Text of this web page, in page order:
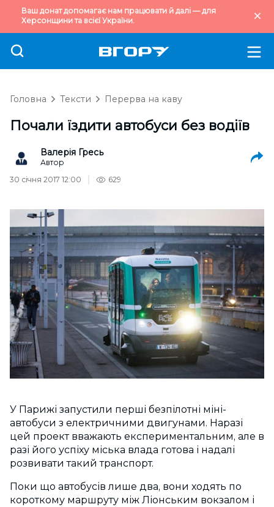
Ваш донат допомагає нам працювати й далі — для
Херсонщини та всієї України.
Головна Тексти Перерва на каву
Почали їздити автобуси без водіїв
Валерія Гресь
Автор
30 січня 2017 12:00
629
У Парижі запустили перші безпілотні міні-
автобуси з електричними двигунами. Наразі
цей проект вважають експериментальним, але в
разі його успіху міська влада готова і надалі
розвивати такий транспорт.
Поки що автобусів лише два, вони ходять по
короткому маршруту між Ліонським вокзалом і